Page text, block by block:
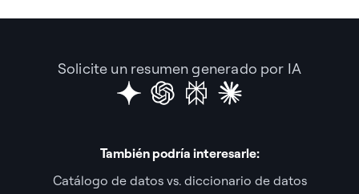
Solicite un resumen generado por IA
También podría interesarle:
Catálogo de datos vs. diccionario de datos